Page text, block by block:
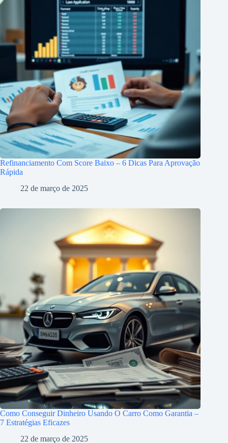
Refinanciamento Com Score Baixo – 6 Dicas Para Aprovação
Rápida
22 de março de 2025
Como Conseguir Dinheiro Usando O Carro Como Garantia –
7 Estratégias Eficazes
22 de março de 2025